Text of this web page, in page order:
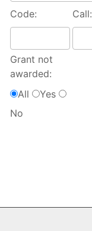
Code: Call:
Grant not
awarded:
All
Yes
No